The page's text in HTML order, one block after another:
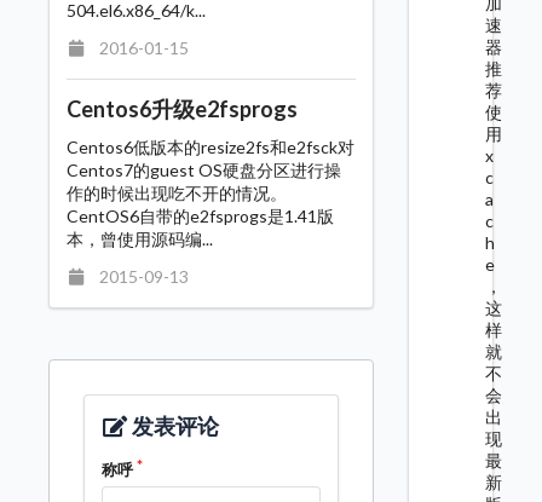
504.el6.x86_64/k...
2016-01-15
Centos6升级e2fsprogs
Centos6低版本的resize2fs和e2fsck对
Centos7的guest OS硬盘分区进行操
作的时候出现吃不开的情况。
CentOS6自带的e2fsprogs是1.41版
本，曾使用源码编...
2015-09-13
发表评论
称呼
速
器
推
荐
使
用
x
c
a
c
h
e
，
这
样
就
不
会
出
现
最
新